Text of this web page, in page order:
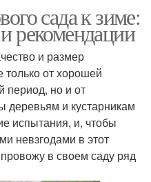
сада к зиме:
рекомендации
и размер
от хорошей
период, но и от
деревьям и кустарникам
испытания, и, чтобы
невзгодами в этот
в своем саду ряд